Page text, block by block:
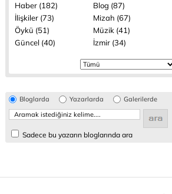
Haber (182)
Blog (87)
İlişkiler (73)
Mizah (67)
Öykü (51)
Müzik (41)
Güncel (40)
İzmir (34)
Bloglarda Yazarlarda Galerilerde
Sadece bu yazarın bloglarında ara